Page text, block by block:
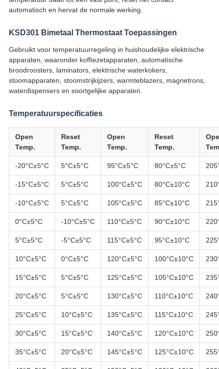
automatisch en hervat de normale werking.
KSD301 Bimetaal Thermostaat Toepassingen
Gebruikt voor temperatuurregeling in huishoudelijke elektrische
apparaten, waaronder koffiezetapparaten, automatische
broodroosters, laminators, elektrische waterkokers,
stoomapparaten, stoomstrijkijzers, warmteblazers, magnetrons,
waterdispensers en soortgelijke apparaten.
Temperatuurspecificaties
Open
Temp.
Reset
Temp.
Open
Temp.
Reset
Temp.
-20°C±5°C 5°C±5°C 95°C±5°C 80°C±5°C
-15°C±5°C 5°C±5°C 100°C±5°C 80°C±10°C
-10°C±5°C 5°C±5°C 105°C±5°C 85°C±10°C
0°C±5°C -10°C±5°C 110°C±5°C 90°C±10°C
5°C±5°C -5°C±5°C 115°C±5°C 95°C±10°C
10°C±5°C 0°C±5°C 120°C±5°C 100°C±10°C
15°C±5°C 5°C±5°C 125°C±5°C 105°C±10°C
20°C±5°C 5°C±5°C 130°C±5°C 110°C±10°C
25°C±5°C 10°C±5°C 135°C±5°C 115°C±10°C
30°C±5°C 15°C±5°C 140°C±5°C 120°C±10°C
35°C±5°C 20°C±5°C 145°C±5°C 125°C±10°C